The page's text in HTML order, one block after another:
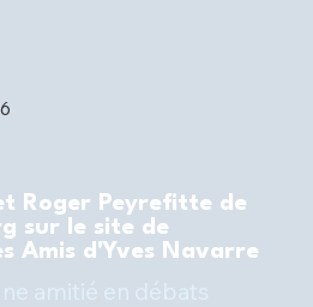
Roger Peyrefitte de
sur le site de
Amis d'Yves Navarre